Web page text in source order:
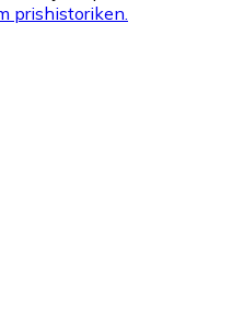
prishistoriken.